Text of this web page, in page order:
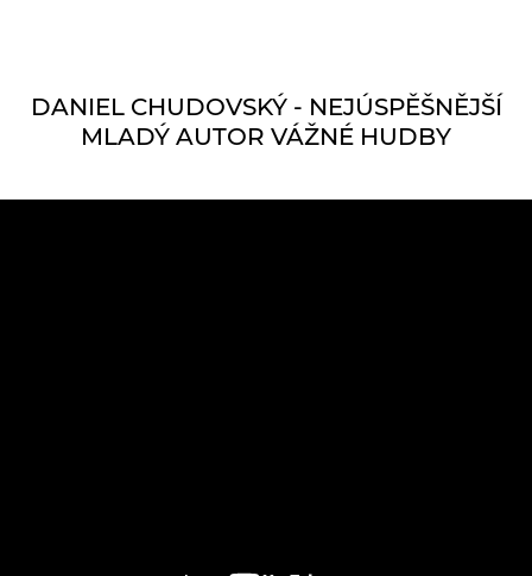
DANIEL CHUDOVSKÝ - NEJÚSPĚŠNĚJŠÍ
MLADÝ AUTOR VÁŽNÉ HUDBY